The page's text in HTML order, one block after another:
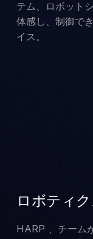
テム、ロボット
体感し、制御で
イス。
作の記録を行い